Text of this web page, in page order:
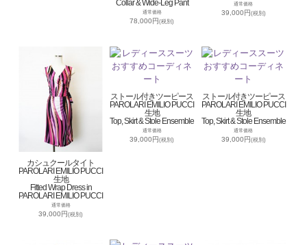
Collar & Wide-Leg Pant
通常価格
78,000円(税別)
通常価格
39,000円(税別)
カシュクールタイト
PAROLARI EMILIO PUCCI
生地
Fitted Wrap Dress in
PAROLARI EMILIO PUCCI
通常価格
39,000円(税別)
ストール付きツーピース
PAROLARI EMILIO PUCCI
生地
Top, Skirt & Stole Ensemble
通常価格
39,000円(税別)
ストール付きツーピース
PAROLARI EMILIO PUCCI
生地
Top, Skirt & Stole Ensemble
通常価格
39,000円(税別)